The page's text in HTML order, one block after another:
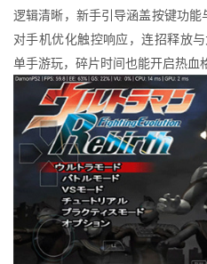
逻辑清晰，新手引导涵盖按键功
对手机优化触控响应，连招释放
单手游玩，碎片时间也能开启热血